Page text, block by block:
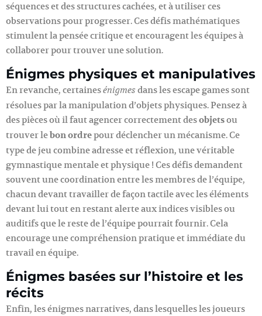
séquences et des structures cachées, et à utiliser ces
observations pour progresser. Ces défis mathématiques
stimulent la pensée critique et encouragent les équipes à
collaborer pour trouver une solution.
Énigmes physiques et manipulatives
En revanche, certainesénigmes dans les escape games sont
résolues par la manipulation d’objets physiques. Pensez à
des pièces où il faut agencer correctement desobjetsou
trouver lebon ordrepour déclencher un mécanisme. Ce
type de jeu combine adresse et réflexion, une véritable
gymnastique mentale et physique ! Ces défis demandent
souvent une coordination entre les membres de l’équipe,
chacun devant travailler de façon tactile avec les éléments
devant lui tout en restant alerte aux indices visibles ou
auditifs que le reste de l’équipe pourrait fournir. Cela
encourage une compréhension pratique et immédiate du
travail en équipe.
Énigmes basées sur l’histoire et les
récits
Enfin, les énigmes narratives, dans lesquelles les joueurs